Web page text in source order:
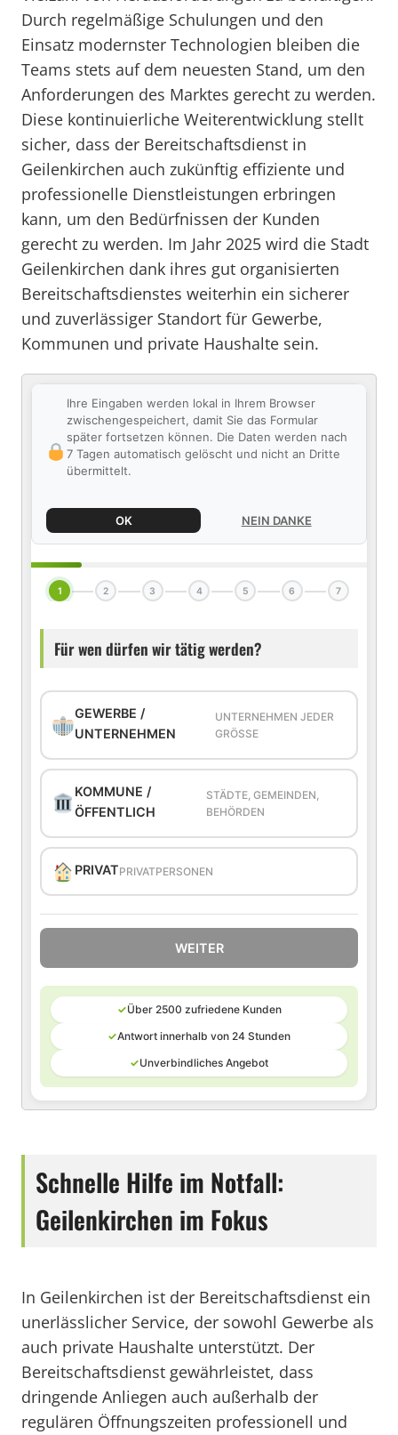
Durch regelmäßige Schulungen und den
Einsatz modernster Technologien bleiben die
Teams stets auf dem neuesten Stand, um den
Anforderungen des Marktes gerecht zu werden.
Diese kontinuierliche Weiterentwicklung stellt
sicher, dass der Bereitschaftsdienst in
Geilenkirchen auch zukünftig effiziente und
professionelle Dienstleistungen erbringen
kann, um den Bedürfnissen der Kunden
gerecht zu werden. Im Jahr 2025 wird die Stadt
Geilenkirchen dank ihres gut organisierten
Bereitschaftsdienstes weiterhin ein sicherer
und zuverlässiger Standort für Gewerbe,
Kommunen und private Haushalte sein.
Ihre Eingaben werden lokal in Ihrem Browser
zwischengespeichert, damit Sie das Formular
später fortsetzen können. Die Daten werden nach
7 Tagen automatisch gelöscht und nicht an Dritte
übermittelt.
OK NEIN DANKE
1 2 3 4 5 6 7
Für wen dürfen wir tätig werden?
GEWERBE /
UNTERNEHMEN
UNTERNEHMEN JEDER
GRÖSSE
KOMMUNE /
ÖFFENTLICH
STÄDTE, GEMEINDEN,
BEHÖRDEN
PRIVATPRIVATPERSONEN
WEITER
✓Über 2500 zufriedene Kunden
✓Antwort innerhalb von 24 Stunden
✓Unverbindliches Angebot
Schnelle Hilfe im Notfall:
Geilenkirchen im Fokus
In Geilenkirchen ist der Bereitschaftsdienst ein
unerlässlicher Service, der sowohl Gewerbe als
auch private Haushalte unterstützt. Der
Bereitschaftsdienst gewährleistet, dass
dringende Anliegen auch außerhalb der
regulären Öffnungszeiten professionell und